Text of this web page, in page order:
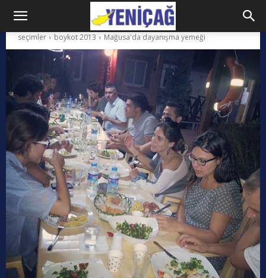
seçimler boykot 2013 Mağusa'da dayanışma yemeği